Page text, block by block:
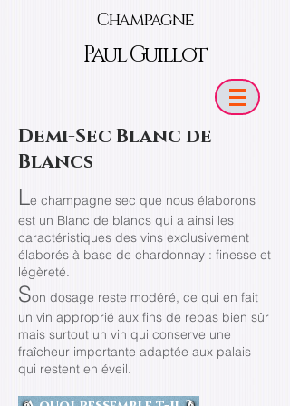
Champagne
Paul Guillot
Demi-Sec Blanc de
Blancs
Le champagne sec que nous élaborons
est un Blanc de blancs qui a ainsi les
caractéristiques des vins exclusivement
élaborés à base de chardonnay : finesse et
légèreté.
Son dosage reste modéré, ce qui en fait
un vin approprié aux fins de repas bien sûr
mais surtout un vin qui conserve une
fraîcheur importante adaptée aux palais
qui restent en éveil.